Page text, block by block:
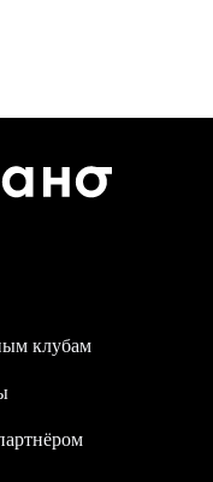
клубам